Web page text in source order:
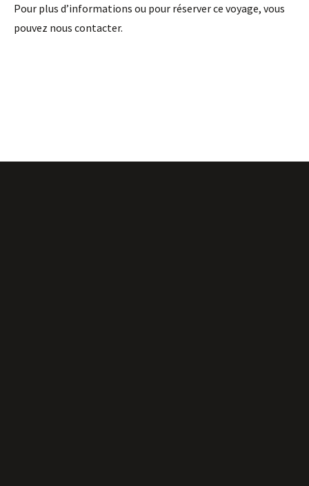
Pour plus d’informations ou pour réserver ce voyage, vous
pouvez nous contacter.